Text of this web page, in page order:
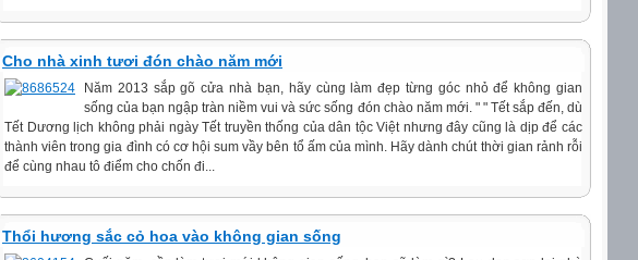
Cho nhà xinh tươi đón chào năm mới
Năm 2013 sắp gõ cửa nhà bạn, hãy cùng làm đẹp từng góc nhỏ để không gian
sống của bạn ngập tràn niềm vui và sức sống đón chào năm mới. " " Tết sắp đến, dù
Tết Dương lịch không phải ngày Tết truyền thống của dân tộc Việt nhưng đây cũng là dịp để các
thành viên trong gia đình có cơ hội sum vầy bên tổ ấm của mình. Hãy dành chút thời gian rảnh rỗi
để cùng nhau tô điểm cho chốn đi...
Thổi hương sắc cỏ hoa vào không gian sống